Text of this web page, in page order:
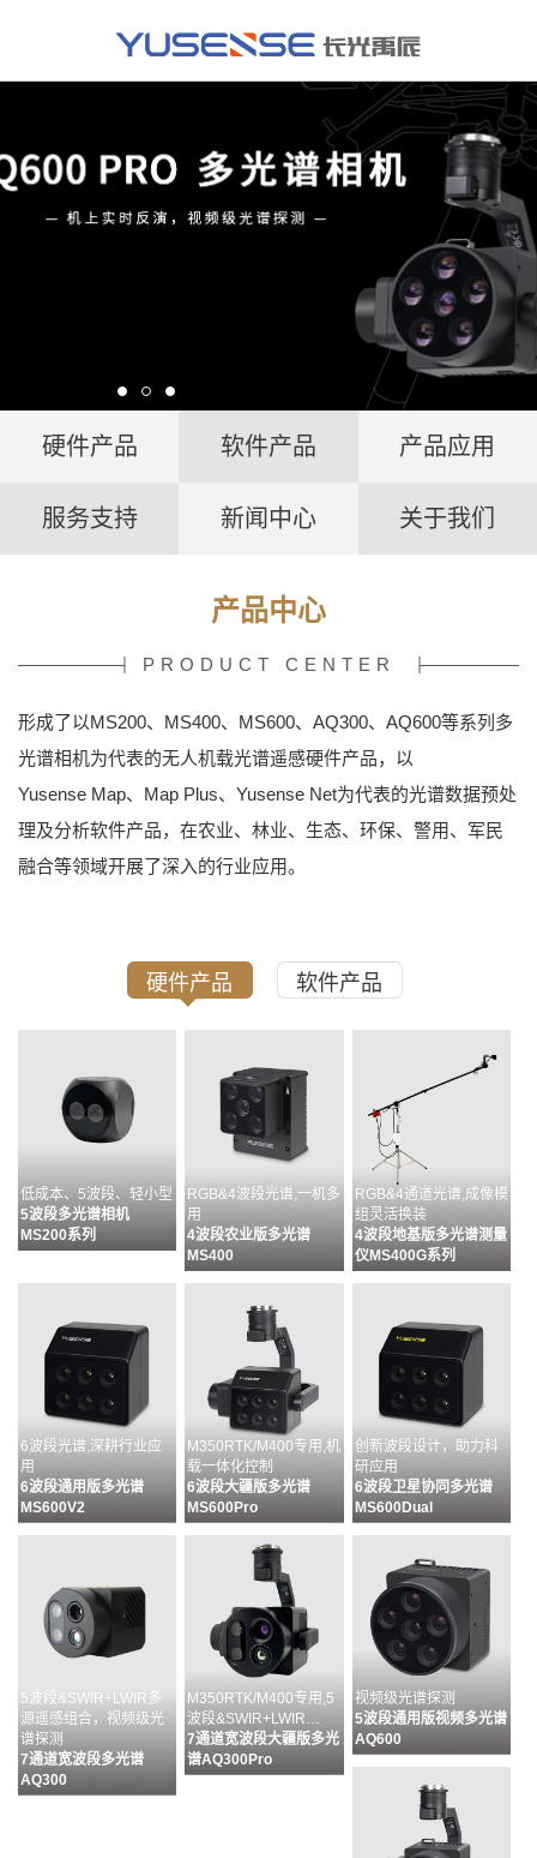
硬件产品 软件产品 产品应用
服务支持 新闻中心 关于我们
产品中心
PRODUCT CENTER
形成了以MS200、MS400、MS600、AQ300、AQ600等系列多
光谱相机为代表的无人机载光谱遥感硬件产品，以
Yusense Map、Map Plus、Yusense Net为代表的光谱数据预处
理及分析软件产品，在农业、林业、生态、环保、警用、军民
融合等领域开展了深入的行业应用。
硬件产品 软件产品
低成本、5波段、轻小型
5波段多光谱相机
MS200系列
RGB&4波段光谱,一机多
用
4波段农业版多光谱
MS400
RGB&4通道光谱,成像模
组灵活换装
4波段地基版多光谱测量
仪MS400G系列
6波段光谱,深耕行业应
用
6波段通用版多光谱
MS600V2
M350RTK/M400专用,机
载一体化控制
6波段大疆版多光谱
MS600Pro
创新波段设计，助力科
研应用
6波段卫星协同多光谱
MS600Dual
5波段&SWIR+LWIR多
源遥感组合，视频级光
谱探测
7通道宽波段多光谱
AQ300
M350RTK/M400专用,5
波段&SWIR+LWIR…
7通道宽波段大疆版多光
谱AQ300Pro
视频级光谱探测
5波段通用版视频多光谱
AQ600